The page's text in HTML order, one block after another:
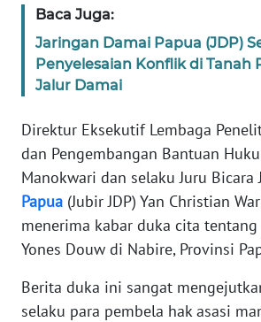
Baca Juga:
Jaringan Damai Papua (JDP)
Penyelesaian Konflik di Tanah
Jalur Damai
Direktur Eksekutif Lembaga
dan Pengembangan Bantuan
Manokwari dan selaku Juru Bicara
Papua (Jubir JDP) Yan Christian
menerima kabar duka cita
Yones Douw di Nabire, Provinsi
Berita duka ini sangat
selaku para pembela hak asasi
WN
SUMUT
JAKARTA
WN
WN
BANTEN
WN